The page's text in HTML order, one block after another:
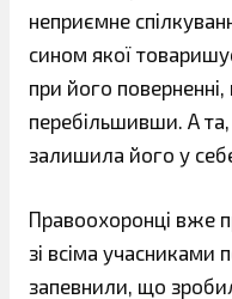
неприємне
сином якої
при його
перебільшивши. А
залишила його у
Правоохоронці вже
зі всіма учасниками
запевнили, що